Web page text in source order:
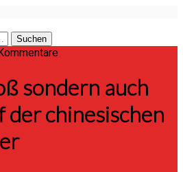
sondern auch
chinesischen